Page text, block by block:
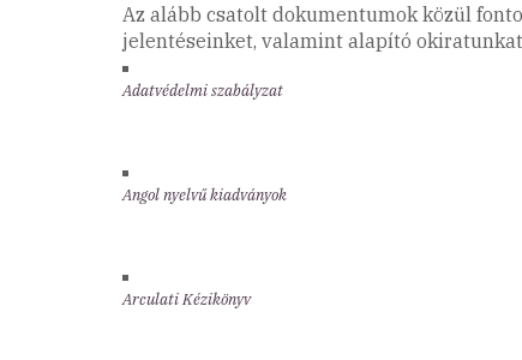
Az alább csatolt dokumentumok közül
jelentéseinket, valamint alapító
Adatvédelmi szabályzat
Angol nyelvű kiadványok
Arculati Kézikönyv